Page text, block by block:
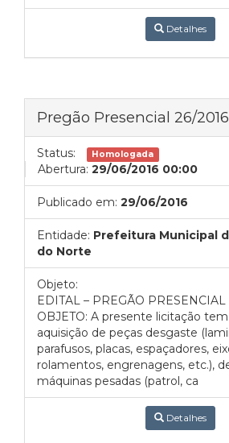
Detalhes
Pregão Presencial 26/2016
Status: Homologada
Abertura: 29/06/2016 00:00
Publicado em: 29/06/2016
Entidade: Prefeitura Municipal
do Norte
Objeto:
EDITAL – PREGÃO PRESENCIAL
OBJETO: A presente licitação
aquisição de peças desgaste
parafusos, placas, espaçadores,
rolamentos, engrenagens, etc.),
máquinas pesadas (patrol, ca
Detalhes